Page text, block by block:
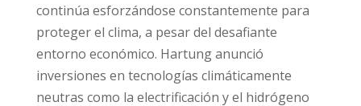
continúa esforzándose constantemente para
proteger el clima, a pesar del desafiante
entorno económico. Hartung anunció
inversiones en tecnologías climáticamente
neutras como la electrificación y el hidrógeno